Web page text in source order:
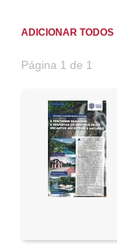
ADICIONAR TODOS
Página 1 de 1